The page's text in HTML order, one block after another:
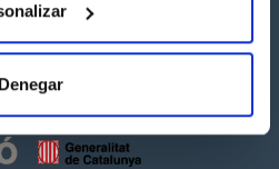
Denegar